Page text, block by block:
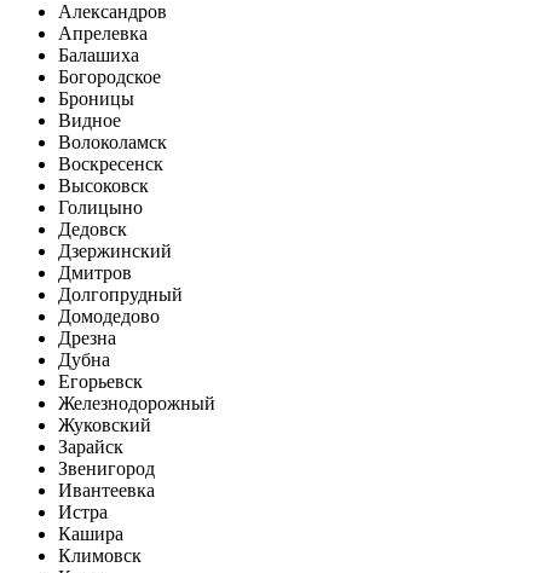
Александров
Апрелевка
Балашиха
Богородское
Броницы
Видное
Волоколамск
Воскресенск
Высоковск
Голицыно
Дедовск
Дзержинский
Дмитров
Долгопрудный
Домодедово
Дрезна
Дубна
Егорьевск
Железнодорожный
Жуковский
Зарайск
Звенигород
Ивантеевка
Истра
Кашира
Климовск